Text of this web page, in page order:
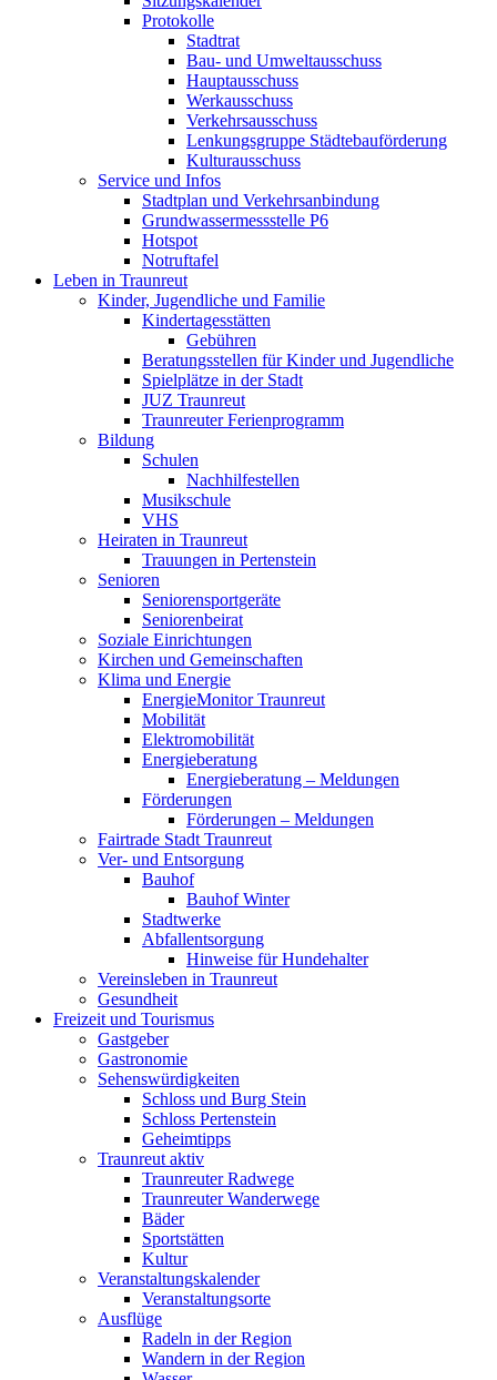
Protokolle
Stadtrat
Bau- und Umweltausschuss
Hauptausschuss
Werkausschuss
Verkehrsausschuss
Lenkungsgruppe Städtebauförderung
Kulturausschuss
Service und Infos
Stadtplan und Verkehrsanbindung
Grundwassermessstelle P6
Hotspot
Notruftafel
Leben in Traunreut
Kinder, Jugendliche und Familie
Kindertagesstätten
Gebühren
Beratungsstellen für Kinder und Jugendliche
Spielplätze in der Stadt
JUZ Traunreut
Traunreuter Ferienprogramm
Bildung
Schulen
Nachhilfestellen
Musikschule
VHS
Heiraten in Traunreut
Trauungen in Pertenstein
Senioren
Seniorensportgeräte
Seniorenbeirat
Soziale Einrichtungen
Kirchen und Gemeinschaften
Klima und Energie
EnergieMonitor Traunreut
Mobilität
Elektromobilität
Energieberatung
Energieberatung – Meldungen
Förderungen
Förderungen – Meldungen
Fairtrade Stadt Traunreut
Ver- und Entsorgung
Bauhof
Bauhof Winter
Stadtwerke
Abfallentsorgung
Hinweise für Hundehalter
Vereinsleben in Traunreut
Gesundheit
Freizeit und Tourismus
Gastgeber
Gastronomie
Sehenswürdigkeiten
Schloss und Burg Stein
Schloss Pertenstein
Geheimtipps
Traunreut aktiv
Traunreuter Radwege
Traunreuter Wanderwege
Bäder
Sportstätten
Kultur
Veranstaltungskalender
Veranstaltungsorte
Ausflüge
Radeln in der Region
Wandern in der Region